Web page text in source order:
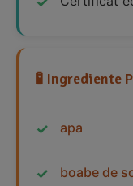
🧪 Ingrediente
apa
boabe de